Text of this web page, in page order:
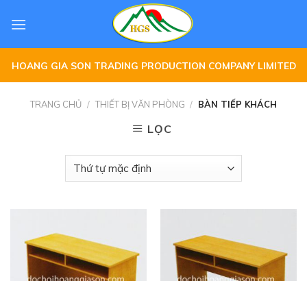
HOANG GIA SON TRADING PRODUCTION COMPANY LIMITED
TRANG CHỦ / THIẾT BỊ VĂN PHÒNG / BÀN TIẾP KHÁCH
LỌC